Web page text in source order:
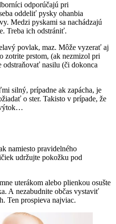
odporúčajú pri
oddeliť pysky ohanbia
Medzi pyskami sa nachádzajú
Treba ich odstrániť.
povlak, maz. Môže vyzerať aj
zotrite prstom, (ak nezmizol pri
odstraňovať nasilu (či dokonca
silný, prípadne ak zapácha, je
o ster. Takisto v prípade, že
namiesto pravidelného
udržujte pokožku pod
uterákom alebo plienkou osušte
A nezabudnite občas vystaviť
Ten prospieva najviac.